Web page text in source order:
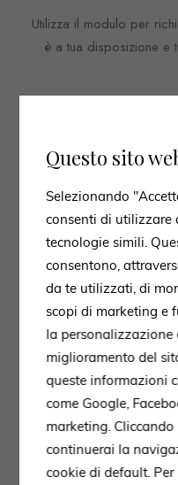
Utilizza il modulo per
è a tua disposizione e
Questo sito
Selezionando
consenti di utilizzare
tecnologie simili.
consentono,
da te utilizzati, di
scopi di marketing e
la personalizzazione
miglioramento del
queste informazioni
come Google,
marketing.
continuerai la
cookie di default.